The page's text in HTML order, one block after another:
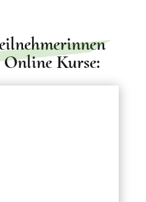
Online Kurse:
Momenten zu hören, was unsere Teilnehmerinnen in ihren Videos sagen…